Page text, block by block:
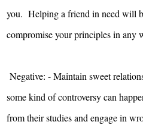
you. Helping a friend in need will
compromise your principles in any
Negative: - Maintain sweet
some kind of controversy can
from their studies and engage in